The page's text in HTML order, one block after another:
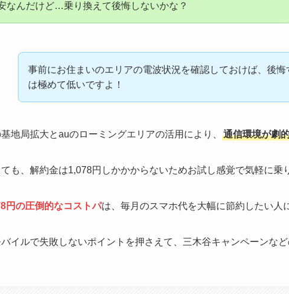
なんだけど…乗り換えて後悔しないかな？
事前にお住まいのエリアの電波状況を確認しておけば、後悔
は極めて低いですよ！
地局拡大とauのローミングエリアの活用により、 通信環境が劇
も、解約金は1,078円しかかからないためお試し感覚で気軽に乗
円の圧倒的なコストパは、毎月のスマホ代を大幅に節約したい人
イルで失敗しないポイントを押さえて、三木谷キャンペーンな